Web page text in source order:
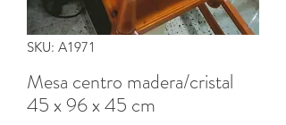
SKU: A1971
Mesa centro madera/cristal
45 x 96 x 45 cm